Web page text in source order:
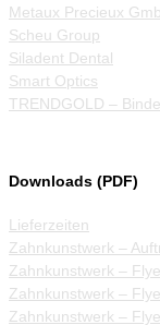
Metaux Precieux
Scheu Group
Siladent Dental
Smart Optics
TRENDGOLD –
Downloads (PDF)
Lieferzeiten
Zahnkunstwerk –
Zahnkunstwerk –
Zahnkunstwerk –
Zahnkunstwerk –